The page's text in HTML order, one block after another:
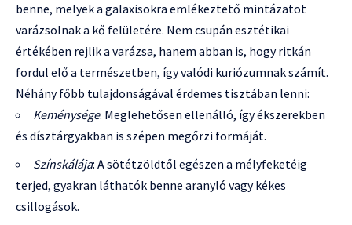
benne, melyek a galaxisokra emlékeztető mintázatot
varázsolnak a kő felületére. Nem csupán esztétikai
értékében rejlik a varázsa, hanem abban is, hogy ritkán
fordul elő a természetben, így valódi kuriózumnak számít.
Néhány főbb tulajdonságával érdemes tisztában lenni:
Keménysége: Meglehetősen ellenálló, így ékszerekben
és dísztárgyakban is szépen megőrzi formáját.
Színskálája: A sötétzöldtől egészen a mélyfeketéig
terjed, gyakran láthatók benne aranyló vagy kékes
csillogások.